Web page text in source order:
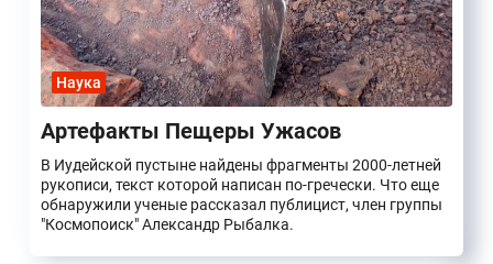
Наука
Артефакты Пещеры Ужасов
В Иудейской пустыне найдены фрагменты 2000-летней
рукописи, текст которой написан по-гречески. Что еще
обнаружили ученые рассказал публицист, член группы
"Космопоиск" Александр Рыбалка.